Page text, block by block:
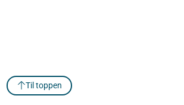
Til toppen